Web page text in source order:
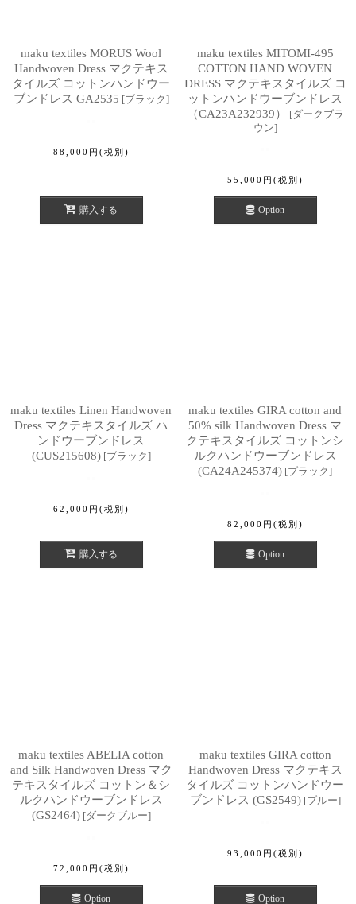
maku textiles MORUS Wool
Handwoven Dress マクテキス
タイルズ コットンハンドウー
ブンドレス GA2535 [ブラック]
88,000 円 (税別)
購入する
maku textiles MITOMI-495
COTTON HAND WOVEN
DRESS マクテキスタイルズ コ
ットンハンドウーブンドレス
（CA23A232939）
[ダークブラ
ウン]
55,000 円 (税別)
Option
maku textiles Linen Handwoven
Dress マクテキスタイルズ ハ
ンドウーブンドレス
(CUS215608) [ブラック]
62,000 円 (税別)
購入する
maku textiles GIRA cotton and
50% silk Handwoven Dress マ
クテキスタイルズ コットンシ
ルクハンドウーブンドレス
(CA24A245374) [ブラック]
82,000 円 (税別)
Option
maku textiles ABELIA cotton
and Silk Handwoven Dress マク
テキスタイルズ コットン＆シ
ルクハンドウーブンドレス
(GS2464) [ダークブルー]
72,000 円 (税別)
Option
maku textiles GIRA cotton
Handwoven Dress マクテキス
タイルズ コットンハンドウー
ブンドレス (GS2549) [ブルー]
93,000 円 (税別)
Option